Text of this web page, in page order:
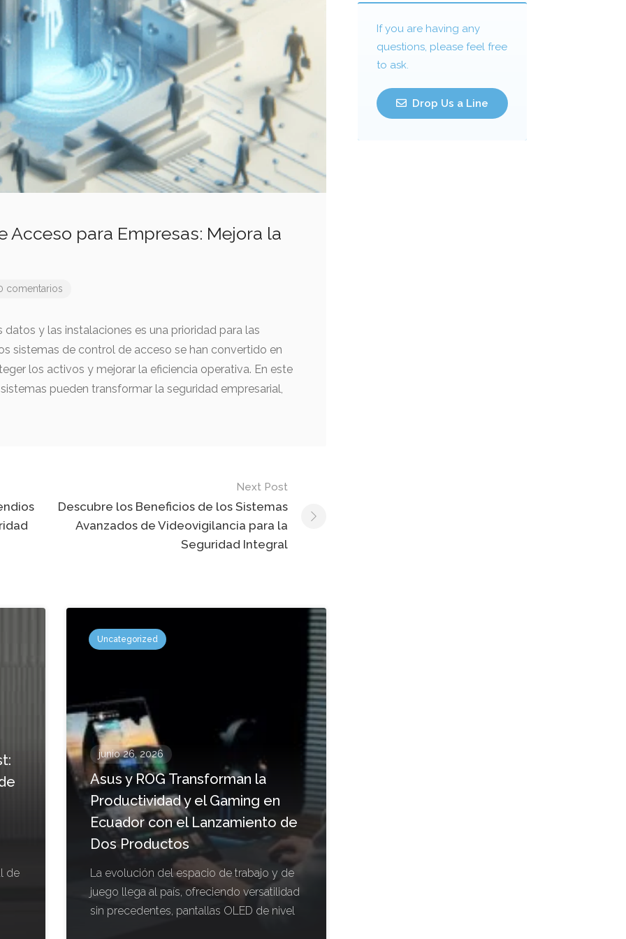
Acceso para Empresas: Mejora la
comentarios
y las instalaciones es una prioridad para las
sistemas de control de acceso se han convertido en
los activos y mejorar la eficiencia operativa. En este
pueden transformar la seguridad empresarial,
Next Post
Descubre los Beneficios de los Sistemas
Avanzados de Videovigilancia para la
Seguridad Integral
de
Uncategorized
junio 26, 2026
Asus y ROG Transforman la
Productividad y el Gaming en
Ecuador con el Lanzamiento de
Dos Productos
La evolución del espacio de trabajo y de
juego llega al país, ofreciendo versatilidad
sin precedentes, pantallas OLED de nivel
If you are having any
questions, please feel free
to ask.
Drop Us a Line